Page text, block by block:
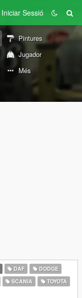
Iniciar Sessió
Pintures
Jugador
Més
DAF
DODGE
SCANIA
TOYOTA